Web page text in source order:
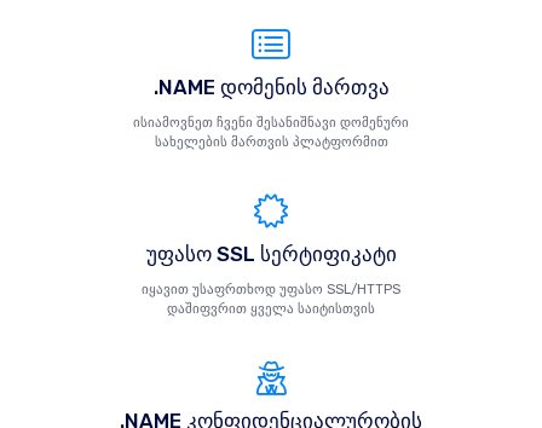
.NAME დომენის მართვა
ისიამოვნეთ ჩვენი შესანიშნავი დომენური
სახელების მართვის პლატფორმით
უფასო SSL სერტიფიკატი
იყავით უსაფრთხოდ უფასო SSL/HTTPS
დაშიფვრით ყველა საიტისთვის
.NAME კონფიდენციალურობის